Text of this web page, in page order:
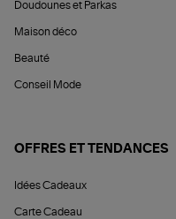
Doudounes et Parkas
Maison déco
Beauté
Conseil Mode
OFFRES ET TENDANCES
Idées Cadeaux
Carte Cadeau